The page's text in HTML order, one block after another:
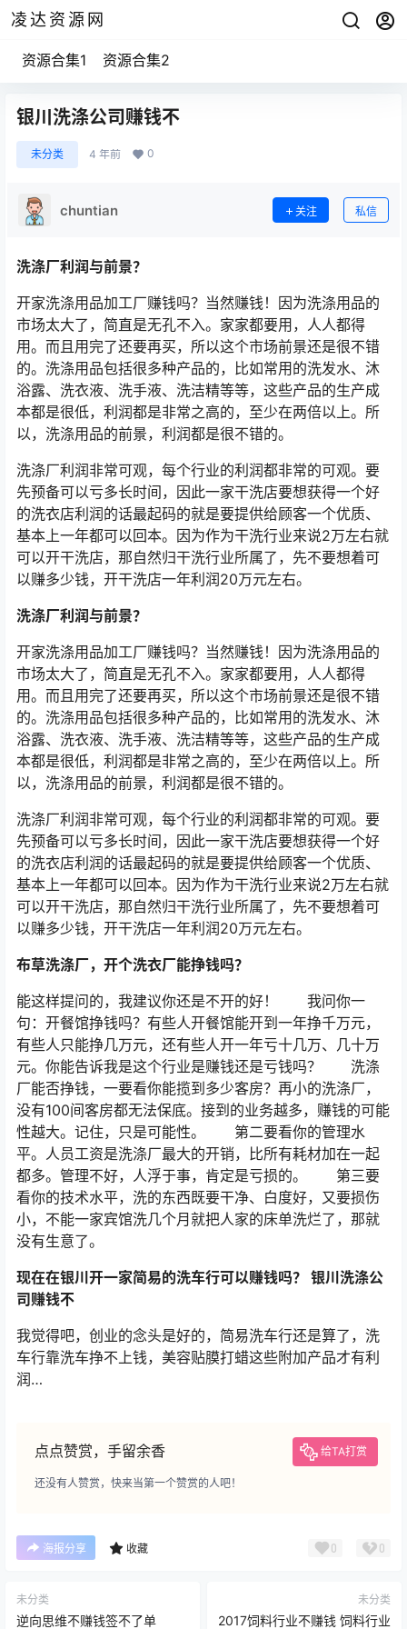
凌达资源网
资源合集1 资源合集2
银川洗涤公司赚钱不
未分类 4 年前 0
chuntian 关注 私信
洗涤厂利润与前景？
开家洗涤用品加工厂赚钱吗？当然赚钱！因为洗涤用品的
市场太大了，简直是无孔不入。家家都要用，人人都得
用。而且用完了还要再买，所以这个市场前景还是很不错
的。洗涤用品包括很多种产品的，比如常用的洗发水、沐
浴露、洗衣液、洗手液、洗洁精等等，这些产品的生产成
本都是很低，利润都是非常之高的，至少在两倍以上。所
以，洗涤用品的前景，利润都是很不错的。
洗涤厂利润非常可观，每个行业的利润都非常的可观。要
先预备可以亏多长时间，因此一家干洗店要想获得一个好
的洗衣店利润的话最起码的就是要提供给顾客一个优质、
基本上一年都可以回本。因为作为干洗行业来说2万左右就
可以开干洗店，那自然归干洗行业所属了，先不要想着可
以赚多少钱，开干洗店一年利润20万元左右。
洗涤厂利润与前景？
开家洗涤用品加工厂赚钱吗？当然赚钱！因为洗涤用品的
市场太大了，简直是无孔不入。家家都要用，人人都得
用。而且用完了还要再买，所以这个市场前景还是很不错
的。洗涤用品包括很多种产品的，比如常用的洗发水、沐
浴露、洗衣液、洗手液、洗洁精等等，这些产品的生产成
本都是很低，利润都是非常之高的，至少在两倍以上。所
以，洗涤用品的前景，利润都是很不错的。
洗涤厂利润非常可观，每个行业的利润都非常的可观。要
先预备可以亏多长时间，因此一家干洗店要想获得一个好
的洗衣店利润的话最起码的就是要提供给顾客一个优质、
基本上一年都可以回本。因为作为干洗行业来说2万左右就
可以开干洗店，那自然归干洗行业所属了，先不要想着可
以赚多少钱，开干洗店一年利润20万元左右。
布草洗涤厂，开个洗衣厂能挣钱吗？
能这样提问的，我建议你还是不开的好！ 我问你一
句：开餐馆挣钱吗？有些人开餐馆能开到一年挣千万元，
有些人只能挣几万元，还有些人开一年亏十几万、几十万
元。你能告诉我是这个行业是赚钱还是亏钱吗？ 洗涤
厂能否挣钱，一要看你能揽到多少客房？再小的洗涤厂，
没有100间客房都无法保底。接到的业务越多，赚钱的可能
性越大。记住，只是可能性。 第二要看你的管理水
平。人员工资是洗涤厂最大的开销，比所有耗材加在一起
都多。管理不好，人浮于事，肯定是亏损的。 第三要
看你的技术水平，洗的东西既要干净、白度好，又要损伤
小，不能一家宾馆洗几个月就把人家的床单洗烂了，那就
没有生意了。
现在在银川开一家简易的洗车行可以赚钱吗？ 银川洗涤公
司赚钱不
我觉得吧，创业的念头是好的，简易洗车行还是算了，洗
车行靠洗车挣不上钱，美容贴膜打蜡这些附加产品才有利
润…
点点赞赏，手留余香 给TA打赏
还没有人赞赏，快来当第一个赞赏的人吧！
海报分享 收藏 0 0
未分类
逆向思维不赚钱签不了单
未分类
2017饲料行业不赚钱 饲料行业